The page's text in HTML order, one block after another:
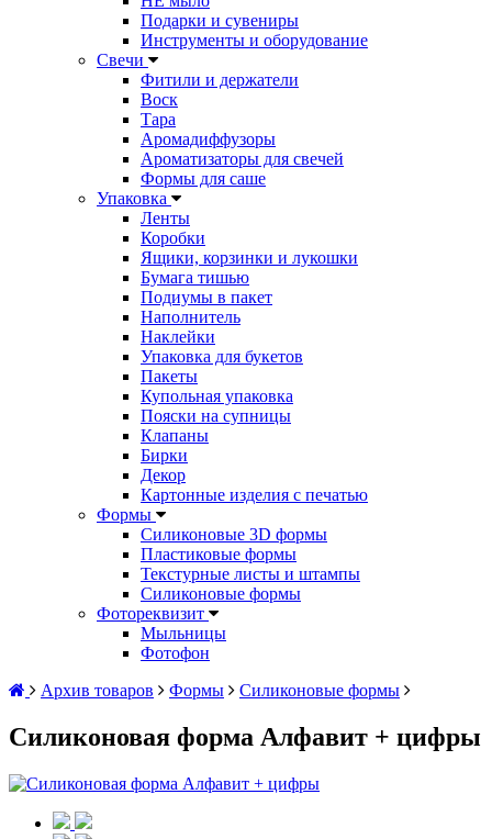
Подарки и сувениры
Инструменты и оборудование
Свечи
Фитили и держатели
Воск
Тара
Аромадиффузоры
Ароматизаторы для свечей
Формы для саше
Упаковка
Ленты
Коробки
Ящики, корзинки и лукошки
Бумага тишью
Подиумы в пакет
Наполнитель
Наклейки
Упаковка для букетов
Пакеты
Купольная упаковка
Пояски на супницы
Клапаны
Бирки
Декор
Картонные изделия с печатью
Формы
Силиконовые 3D формы
Пластиковые формы
Текстурные листы и штампы
Силиконовые формы
Фотореквизит
Мыльницы
Фотофон
Архив товаров
Формы Силиконовые формы
Силиконовая форма Алфавит + цифры